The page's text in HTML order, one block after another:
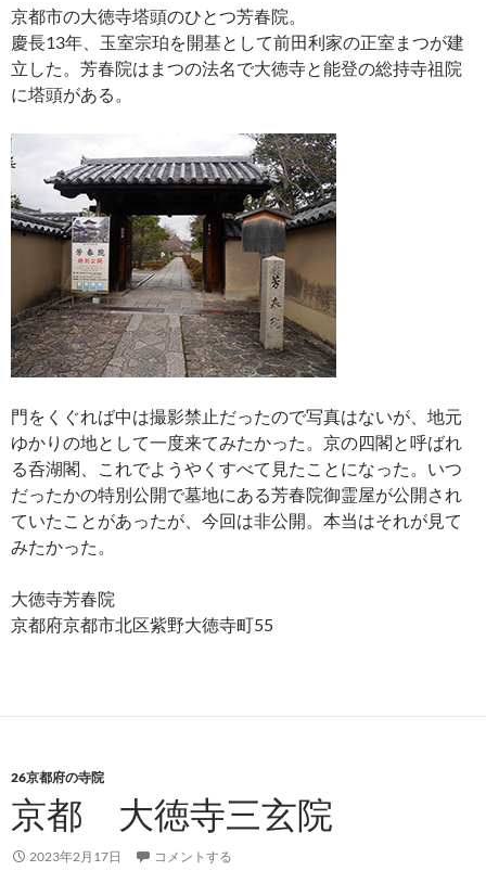
京都市の大徳寺塔頭のひとつ芳春院。
慶長13年、玉室宗珀を開基として前田利家の正室まつが建
立した。芳春院はまつの法名で大徳寺と能登の総持寺祖院
に塔頭がある。
門をくぐれば中は撮影禁止だったので写真はないが、地元
ゆかりの地として一度来てみたかった。京の四閣と呼ばれ
る呑湖閣、これでようやくすべて見たことになった。いつ
だったかの特別公開で墓地にある芳春院御霊屋が公開され
ていたことがあったが、今回は非公開。本当はそれが見て
みたかった。
大徳寺芳春院
京都府京都市北区紫野大徳寺町55
26京都府の寺院
京都 大徳寺三玄院
2023年2月17日 コメントする